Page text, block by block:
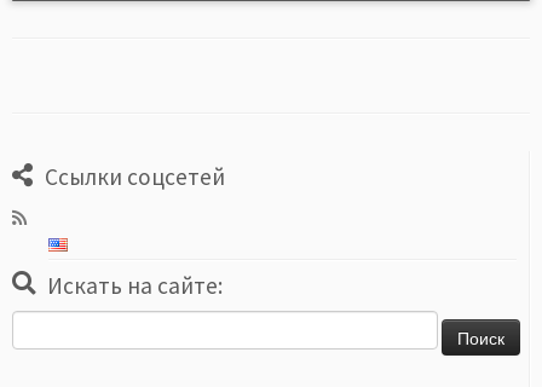
Ссылки соцсетей
Искать на сайте: